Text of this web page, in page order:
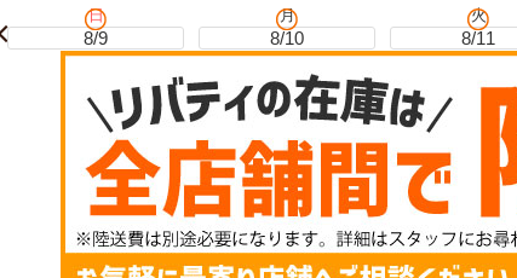
日
8/9
月
8/10
火
8/11